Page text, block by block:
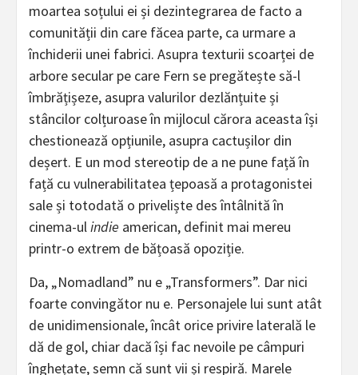
moartea soțului ei și dezintegrarea de facto a
comunității din care făcea parte, ca urmare a
închiderii unei fabrici. Asupra texturii scoarței de
arbore secular pe care Fern se pregătește să-l
îmbrățișeze, asupra valurilor dezlănțuite și
stâncilor colțuroase în mijlocul cărora aceasta își
chestionează opțiunile, asupra cactușilor din
deșert. E un mod stereotip de a ne pune față în
față cu vulnerabilitatea țepoasă a protagonistei
sale și totodată o priveliște des întâlnită în
cinema-ulindie american, definit mai mereu
printr-o extrem de bățoasă opoziție.
Da, „Nomadland” nu e „Transformers”. Dar nici
foarte convingător nu e. Personajele lui sunt atât
de unidimensionale, încât orice privire laterală le
dă de gol, chiar dacă își fac nevoile pe câmpuri
înghețate, semn că sunt vii și respiră. Marele